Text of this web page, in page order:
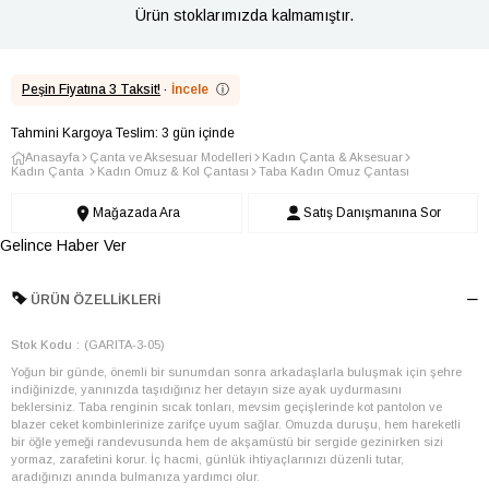
Ürün stoklarımızda kalmamıştır.
Peşin Fiyatına 3 Taksit! · İncele ⓘ
Tahmini Kargoya Teslim: 3 gün içinde
Anasayfa Çanta ve Aksesuar Modelleri
Kadın Çanta & Aksesuar
Kadın Çanta
Kadın Omuz & Kol Çantası Taba Kadın Omuz Çantası
Mağazada Ara Satış Danışmanına Sor
Gelince Haber Ver
ÜRÜN ÖZELLIKLERI
Stok Kodu (GARITA-3-05)
Yoğun bir günde, önemli bir sunumdan sonra arkadaşlarla buluşmak için şehre
indiğinizde, yanınızda taşıdığınız her detayın size ayak uydurmasını
beklersiniz. Taba renginin sıcak tonları, mevsim geçişlerinde kot pantolon ve
blazer ceket kombinlerinize zarifçe uyum sağlar. Omuzda duruşu, hem hareketli
bir öğle yemeği randevusunda hem de akşamüstü bir sergide gezinirken sizi
yormaz, zarafetini korur. İç hacmi, günlük ihtiyaçlarınızı düzenli tutar,
aradığınızı anında bulmanıza yardımcı olur.